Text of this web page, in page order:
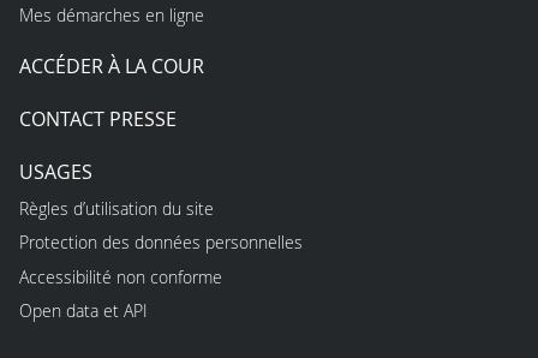
Mes démarches en ligne
ACCÉDER À LA COUR
CONTACT PRESSE
USAGES
Règles d’utilisation du site
Protection des données personnelles
Accessibilité non conforme
Open data et API